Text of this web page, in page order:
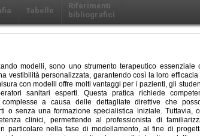
Tabelle
Riferimenti
bibliografici
modelli, sono uno strumento terapeutico essenziale
vestibilità personalizzata, garantendo così la loro efficacia
con modelli offre molti vantaggi per i pazienti, gli
sanitari esperti. Questa pratica richiede
a causa delle dettagliate direttive che
o senza una formazione specialistica iniziale. Tuttavia,
clinici, permettendo al professionista di
particolare nella fase di modellamento, al fine di